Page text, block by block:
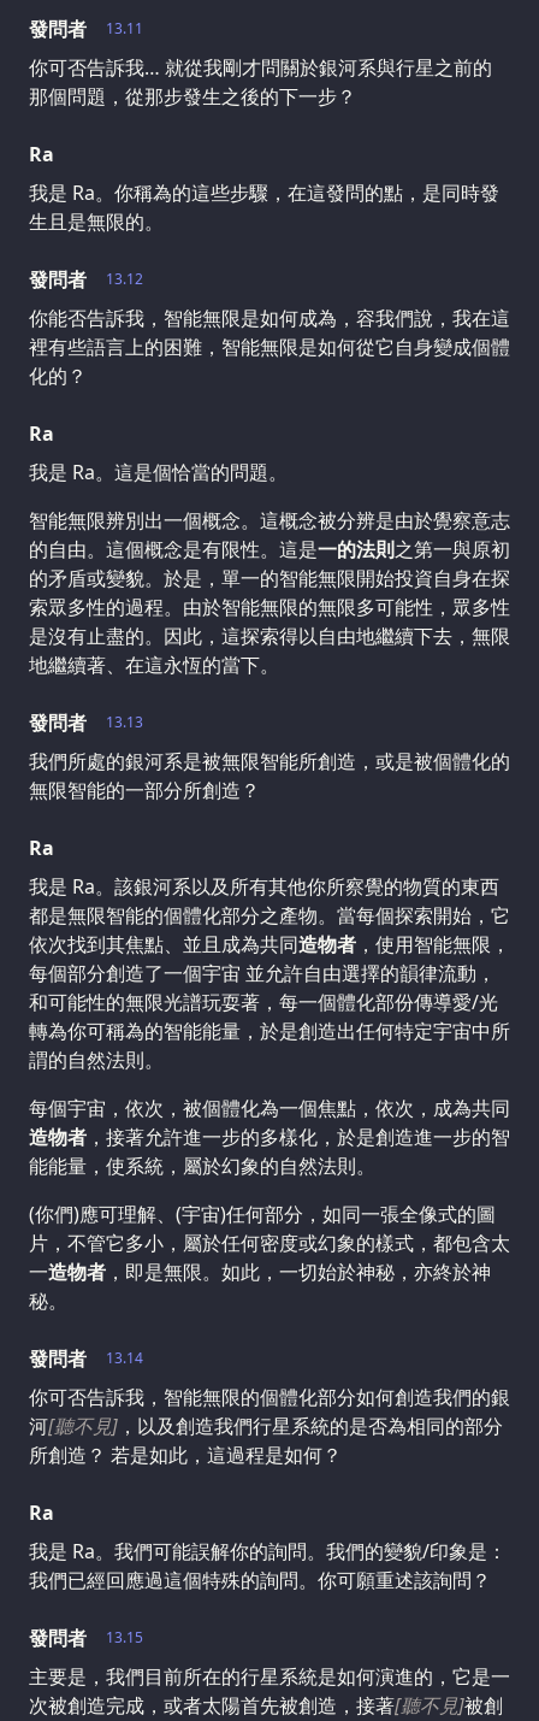
13.11
發問者
你可否告訴我… 就從我剛才問關於銀河系與行星之前的
那個問題，從那步發生之後的下一步？
Ra
我是 Ra。你稱為的這些步驟，在這發問的點，是同時發
生且是無限的。
13.12
發問者
你能否告訴我，智能無限是如何成為，容我們說，我在這
裡有些語言上的困難，智能無限是如何從它自身變成個體
化的？
Ra
我是 Ra。這是個恰當的問題。
智能無限辨別出一個概念。這概念被分辨是由於覺察意志
的自由。這個概念是有限性。這是一的法則之第一與原初
的矛盾或變貌。於是，單一的智能無限開始投資自身在探
索眾多性的過程。由於智能無限的無限多可能性，眾多性
是沒有止盡的。因此，這探索得以自由地繼續下去，無限
地繼續著、在這永恆的當下。
13.13
發問者
我們所處的銀河系是被無限智能所創造，或是被個體化的
無限智能的一部分所創造？
Ra
我是 Ra。該銀河系以及所有其他你所察覺的物質的東西
都是無限智能的個體化部分之產物。當每個探索開始，它
依次找到其焦點、並且成為共同造物者 ，使用智能無限，
每個部分創造了一個宇宙 並允許自由選擇的韻律流動，
和可能性的無限光譜玩耍著，每一個體化部份傳導愛/光
轉為你可稱為的智能能量，於是創造出任何特定宇宙中所
謂的自然法則。
每個宇宙，依次，被個體化為一個焦點，依次，成為共同
造物者 ，接著允許進一步的多樣化，於是創造進一步的智
能能量，使系統，屬於幻象的自然法則。
(你們)應可理解、(宇宙)任何部分，如同一張全像式的圖
片，不管它多小，屬於任何密度或幻象的樣式，都包含太
一造物者 ，即是無限。如此，一切始於神秘，亦終於神
秘。
13.14
發問者
你可否告訴我，智能無限的個體化部分如何創造我們的銀
河[聽不見] ，以及創造我們行星系統的是否為相同的部分
所創造？ 若是如此，這過程是如何？
Ra
我是 Ra。我們可能誤解你的詢問。我們的變貌/印象是：
我們已經回應過這個特殊的詢問。你可願重述該詢問？
13.15
發問者
主要是，我們目前所在的行星系統是如何演進的，它是一
次被創造完成，或者太陽首先被創造，接著[聽不見]被創